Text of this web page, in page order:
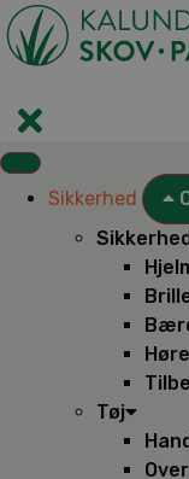
Videre
til
indhold
Sikkerhed
Tøj